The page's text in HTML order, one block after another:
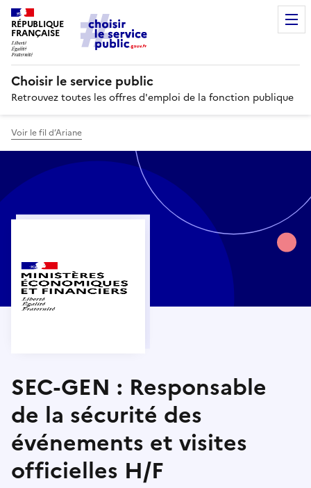
RÉPUBLIQUE
FRANÇAISE
Choisir le service public
Retrouvez toutes les offres d'emploi de la fonction publique
Voir le fil d’Ariane
SEC-GEN : Responsable
de la sécurité des
événements et visites
officielles H/F